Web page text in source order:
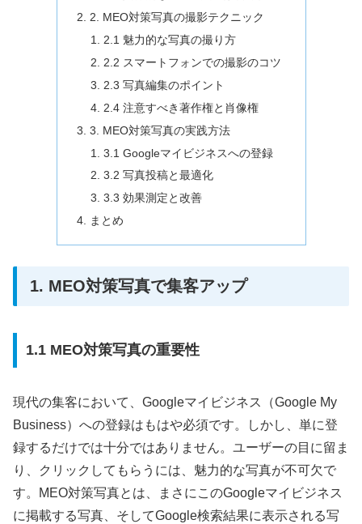
2. MEO対策写真の撮影テクニック
2.1 魅力的な写真の撮り方
2.2 スマートフォンでの撮影のコツ
2.3 写真編集のポイント
2.4 注意すべき著作権と肖像権
3. MEO対策写真の実践方法
3.1 Googleマイビジネスへの登録
3.2 写真投稿と最適化
3.3 効果測定と改善
まとめ
1. MEO対策写真で集客アップ
1.1 MEO対策写真の重要性
現代の集客において、Googleマイビジネス（Google My
Business）への登録はもはや必須です。しかし、単に登
録するだけでは十分ではありません。ユーザーの目に留ま
り、クリックしてもらうには、魅力的な写真が不可欠で
す。MEO対策写真とは、まさにこのGoogleマイビジネス
に掲載する写真、そしてGoogle検索結果に表示される写